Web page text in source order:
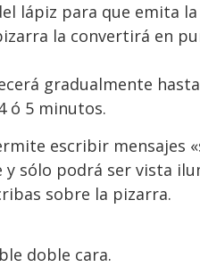
lápiz para que emita
la convertirá en
gradualmente
ó 5 minutos.
escribir mensajes
sólo podrá ser vista
sobre la pizarra.
doble cara.